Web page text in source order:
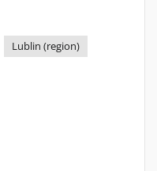
Lublin (region)